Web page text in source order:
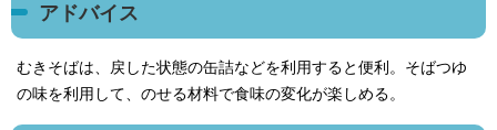
アドバイス
むきそばは、戻した状態の缶詰などを利用すると便利。そばつゆ
の味を利用して、のせる材料で食味の変化が楽しめる。